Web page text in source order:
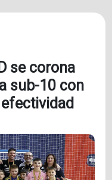
se corona
sub-10 con